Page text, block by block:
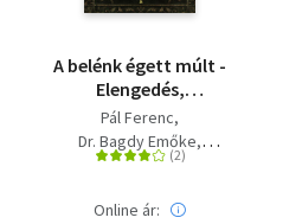
A belénk égett múlt -
Elengedés,
megbocsátás,
újrakezdés
Pál Ferenc
Dr. Bagdy Emőke
Popper Péter Koltai Mária
Online ár: